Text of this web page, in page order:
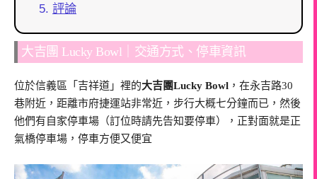
評論
大吉團 Lucky Bowl｜交通方式、停車資訊
位於信義區「吉祥道」裡的大吉團Lucky Bowl ，在永吉路30
巷附近，距離市府捷運站非常近，步行大概七分鐘而已，然後
他們有自家停車場（訂位時請先告知要停車），正對面就是正
氣橋停車場，停車方便又便宜